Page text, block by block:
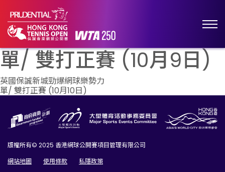
單/ 雙打正賽 (10月9日)
文
導
覽
英國保誠新城勁爆網球樂勢力
單/ 雙打正賽 (10月10日)
版權所有© 2025 香港網球公開賽項目管理有限公司
網站地圖
使用條款
私隱政策